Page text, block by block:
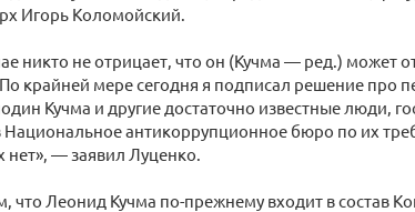
Игорь Коломойский.
никто не отрицает, что он (Кучма — ред.) может
крайней мере сегодня я подписал решение про
Кучма и другие достаточно известные люди,
антикоррупционное бюро по их
нет», — заявил Луценко.
что Леонид Кучма по-прежнему входит в состав